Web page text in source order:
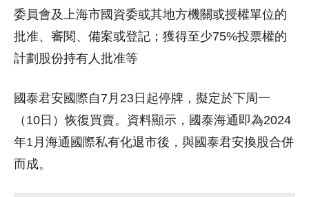
委員會及上海市國資委或其地方機關或授權單位的
批准、審閱、備案或登記；獲得至少75%投票權的
計劃股份持有人批准等
國泰君安國際自7月23日起停牌，擬定於下周一
（10日）恢復買賣。資料顯示，國泰海通即為2024
年1月海通國際私有化退市後，與國泰君安換股合併
而成。